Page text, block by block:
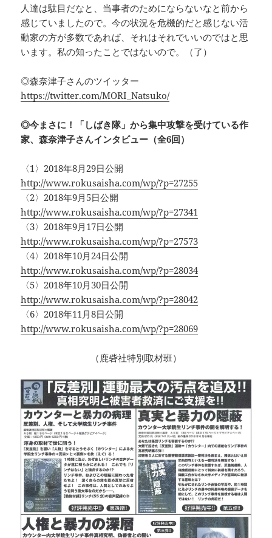
人達は駄目だなと、当事者のためにならないなと前から
感じていましたので。今の状況を危機的だと感じない活
動家の方が多数であれば、それはそれでいいのではと思
います。私の知ったことではないので。（了）
◎森奈津子さんのツイッター
https://twitter.com/MORI_Natsuko/
◎今まさに！「しばき隊」から集中攻撃を受けている作
家、森奈津子さんインタビュー（全6回）
〈1〉2018年8月29日公開
http://www.rokusaisha.com/wp/?p=27255
〈2〉2018年9月5日公開
http://www.rokusaisha.com/wp/?p=27341
〈3〉2018年9月17日公開
http://www.rokusaisha.com/wp/?p=27573
〈4〉2018年10月24日公開
http://www.rokusaisha.com/wp/?p=28034
〈5〉2018年10月30日公開
http://www.rokusaisha.com/wp/?p=28042
〈6〉2018年11月8日公開
http://www.rokusaisha.com/wp/?p=28069
（鹿砦社特別取材班）